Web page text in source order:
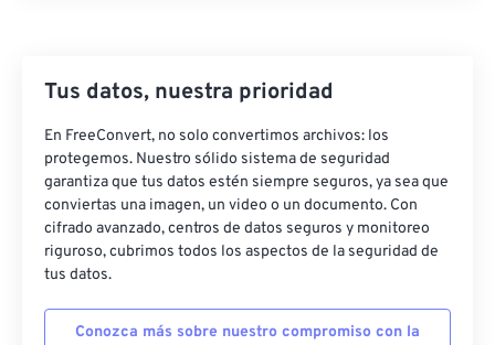
Tus datos, nuestra prioridad
En FreeConvert, no solo convertimos archivos: los
protegemos. Nuestro sólido sistema de seguridad
garantiza que tus datos estén siempre seguros, ya sea que
conviertas una imagen, un video o un documento. Con
cifrado avanzado, centros de datos seguros y monitoreo
riguroso, cubrimos todos los aspectos de la seguridad de
tus datos.
Conozca más sobre nuestro compromiso con la